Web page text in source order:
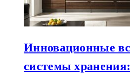
Инновационные
системы